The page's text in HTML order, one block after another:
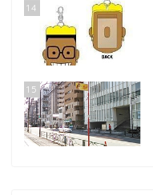
14
15